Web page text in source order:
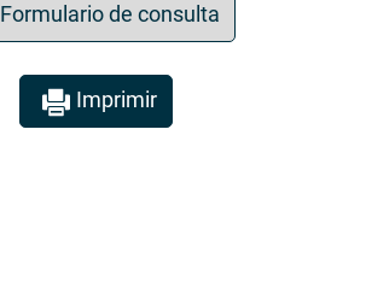
Formulario de consulta
Imprimir